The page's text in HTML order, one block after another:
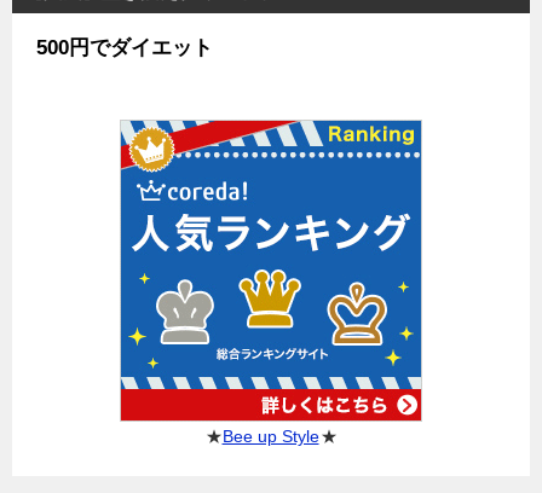
500円でダイエット
★Bee up Style★